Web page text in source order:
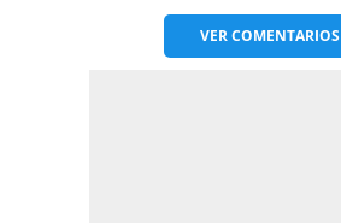
VERCOMENTARIOS